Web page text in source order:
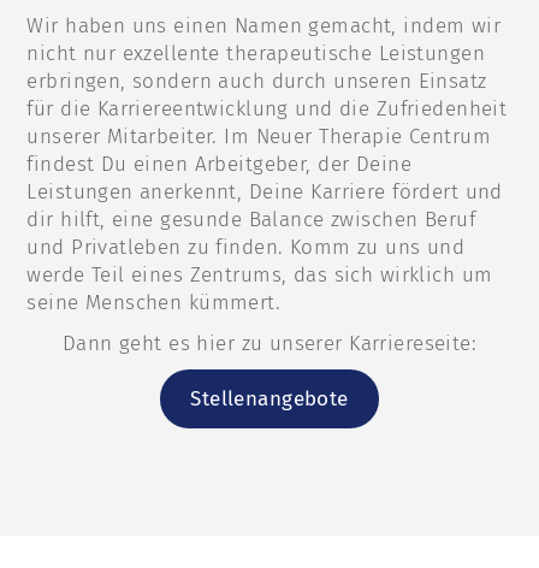
Wir haben uns einen Namen gemacht, indem wir
nicht nur exzellente therapeutische Leistungen
erbringen, sondern auch durch unseren Einsatz
für die Karriereentwicklung und die Zufriedenheit
unserer Mitarbeiter. Im Neuer Therapie Centrum
findest Du einen Arbeitgeber, der Deine
Leistungen anerkennt, Deine Karriere fördert und
dir hilft, eine gesunde Balance zwischen Beruf
und Privatleben zu finden. Komm zu uns und
werde Teil eines Zentrums, das sich wirklich um
seine Menschen kümmert.
Dann geht es hier zu unserer Karriereseite:
Stellenangebote